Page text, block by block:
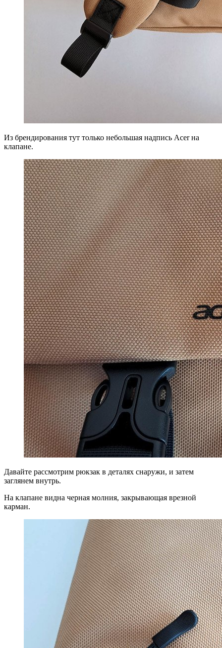
Из брендирования тут только небольшая надпись Acer на
клапане.
Давайте рассмотрим рюкзак в деталях снаружи, и затем
заглянем внутрь.
На клапане видна черная молния, закрывающая врезной
карман.